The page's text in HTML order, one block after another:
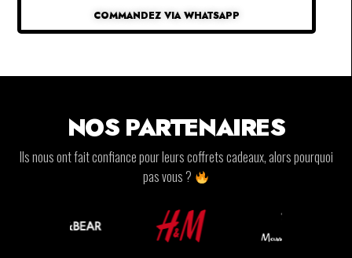
COMMANDEZ VIA WHATSAPP
NOS PARTENAIRES
Ils nous ont fait confiance pour leurs coffrets cadeaux, alors pourquoi
pas vous ?